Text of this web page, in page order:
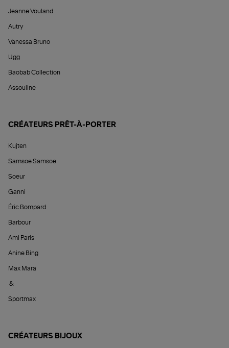
Jeanne Vouland
Autry
Vanessa Bruno
Ugg
Baobab Collection
Assouline
CRÉATEURS PRÊT-À-PORTER
Kujten
Samsoe Samsoe
Soeur
Ganni
Éric Bompard
Barbour
Ami Paris
Anine Bing
Max Mara
&
Sportmax
CRÉATEURS BIJOUX